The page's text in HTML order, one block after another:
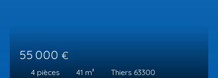
55 000 €
4 pièces 41 m² Thiers 63300